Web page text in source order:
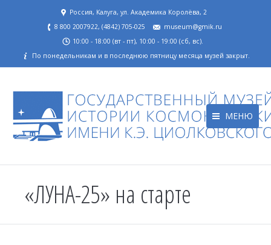
Россия, Калуга, ул. Академика Королёва, 2
8 800 2007922, (4842) 705-025
museum@gmik.ru
10:00 - 18:00 (вт - пт), 10:00 - 19:00 (сб, вс).
По понедельникам и в последнюю пятницу месяца музей закрыт.
МЕНЮ
«ЛУНА-25» на старте